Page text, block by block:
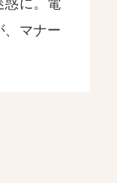
惑に。電
、マナー